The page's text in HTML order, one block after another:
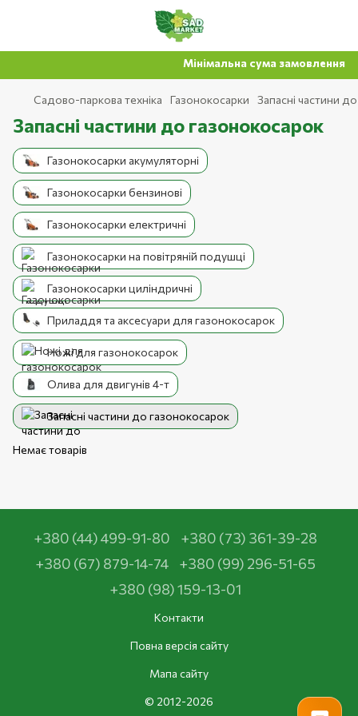
Мінімальна сума замовлення
Садово-паркова техніка Газонокосарки Запасні частини
Запасні частини до газонокосарок
Газонокосарки акумуляторні
Газонокосарки бензинові
Газонокосарки електричні
Газонокосарки на повітряній подушці
Газонокосарки циліндричні
Приладдя та аксесуари для газонокосарок
Ножі для газонокосарок
Олива для двигунів 4-т
Запасні частини до газонокосарок
Немає товарів
+380 (44) 499-91-80
+380 (73) 361-39-28
+380 (67) 879-14-74
+380 (99) 296-51-65
+380 (98) 159-13-01
Контакти
Повна версія сайту
Мапа сайту
© 2012-2026